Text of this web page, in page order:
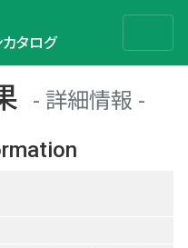
カタログ
詳細情報